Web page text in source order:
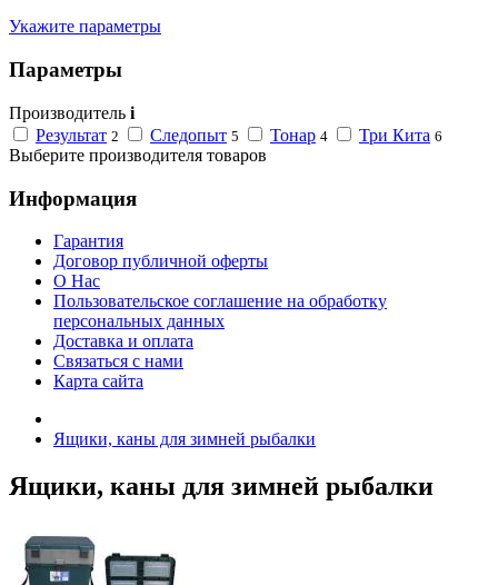
Укажите параметры
Параметры
Производитель i
Результат 2 Следопыт 5 Тонар 4 Три Кита 6
Выберите производителя товаров
Информация
Гарантия
Договор публичной оферты
О Нас
Пользовательское соглашение на обработку
персональных данных
Доставка и оплата
Связаться с нами
Карта сайта
Ящики, каны для зимней рыбалки
Ящики, каны для зимней рыбалки